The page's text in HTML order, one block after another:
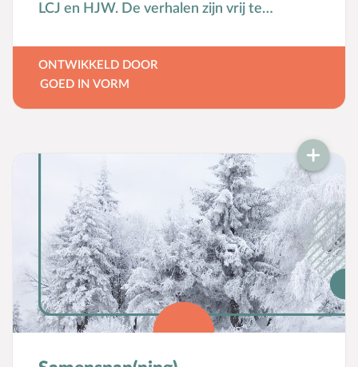
LCJ en HJW. De verhalen zijn vrij te
ONTWIKKELD DOOR
GOED IN VORM